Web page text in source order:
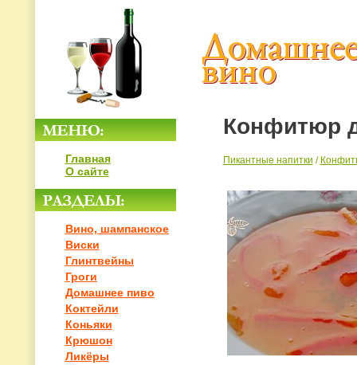
Главная
О сайте
Вино, шампанское
Виски
Глинтвейны
Гроги
Домашнее пиво
Коктейли
Коньяки
Крюшон
Ликёры
Конфитюр
Пикантные напитки /